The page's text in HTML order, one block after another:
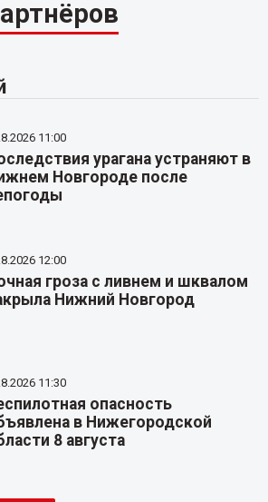
11:00
урагана устраняют в
Новгороде после
12:00
гроза с ливнем и шквалом
Нижний Новгород
11:30
опасность
в Нижегородской
8 августа